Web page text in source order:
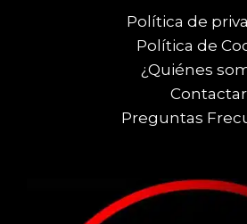
Política de
Política de
¿Quiénes
Contactar
Preguntas